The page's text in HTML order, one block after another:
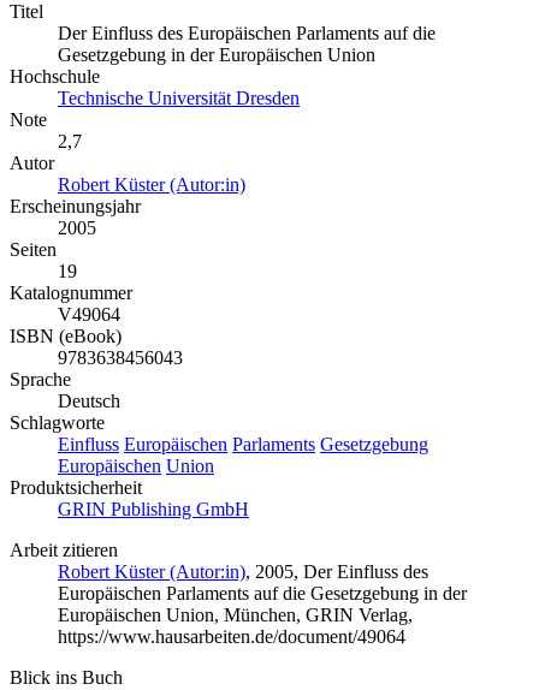
Titel
Der Einfluss des Europäischen Parlaments auf die
Gesetzgebung in der Europäischen Union
Hochschule
Technische Universität Dresden
Note
2,7
Autor
Robert Küster (Autor:in)
Erscheinungsjahr
2005
Seiten
19
Katalognummer
V49064
ISBN (eBook)
9783638456043
Sprache
Deutsch
Schlagworte
Einfluss Europäischen Parlaments Gesetzgebung
Europäischen Union
Produktsicherheit
GRIN Publishing GmbH
Arbeit zitieren
Robert Küster (Autor:in), 2005, Der Einfluss des
Europäischen Parlaments auf die Gesetzgebung in der
Europäischen Union, München, GRIN Verlag,
https://www.hausarbeiten.de/document/49064
Blick ins Buch